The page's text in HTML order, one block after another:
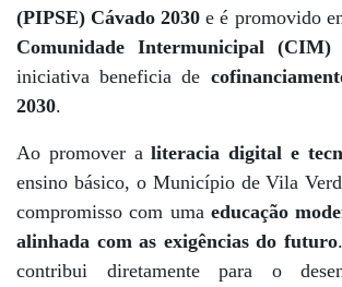
(PIPSE) Cávado 2030 e é promovido
Comunidade Intermunicipal (CIM)
iniciativa beneficia de
2030.
Ao promover aliteracia digital e
ensino básico, o Município de Vila
compromisso com uma educação
alinhada com as exigências do futuro
contribui diretamente para o